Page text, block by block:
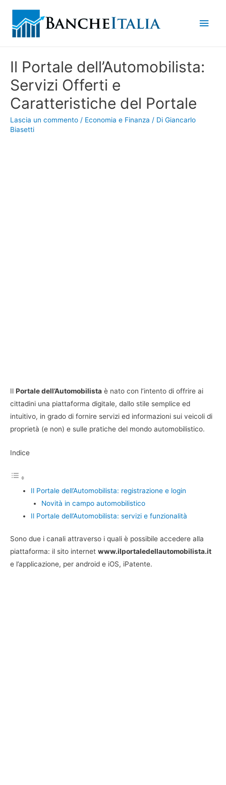
Il Portale dell’Automobilista:
Servizi Offerti e
Caratteristiche del Portale
Lascia un commento / Economia e Finanza / Di Giancarlo
Biasetti
Il Portale dell’Automobilista è nato con l’intento di offrire ai
cittadini una piattaforma digitale, dallo stile semplice ed
intuitivo, in grado di fornire servizi ed informazioni sui veicoli di
proprietà (e non) e sulle pratiche del mondo automobilistico.
Indice
Il Portale dell’Automobilista: registrazione e login
Novità in campo automobilistico
Il Portale dell’Automobilista: servizi e funzionalità
Sono due i canali attraverso i quali è possibile accedere alla
piattaforma: il sito internet www.ilportaledellautomobilista.it
e l’applicazione, per android e iOS, iPatente.